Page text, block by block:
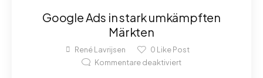
Google Ads in stark umkämpften
Märkten
René Lavrijsen 0 Like Post
Kommentare deaktiviert